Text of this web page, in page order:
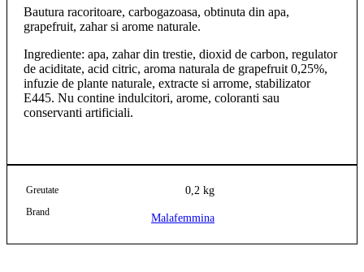
Bautura racoritoare, carbogazoasa, obtinuta din apa,
grapefruit, zahar si arome naturale.
Ingrediente: apa, zahar din trestie, dioxid de carbon, regulator
de aciditate, acid citric, aroma naturala de grapefruit 0,25%,
infuzie de plante naturale, extracte si arrome, stabilizator
E445. Nu contine indulcitori, arome, coloranti sau
conservanti artificiali.
Greutate 0,2 kg
Brand Malafemmina